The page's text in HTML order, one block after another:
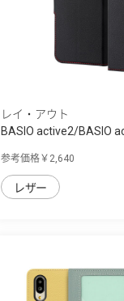
レイ・アウト
BASIO active2/BASIO
参考価格￥2,640
レザー